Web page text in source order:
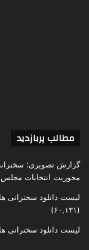
مطالب پربازدید
گزارش تصویری؛
محوریت انتخابات مجلس
لیست دانلود سخنرانی های
(۶۰,۱۳۱)
لیست دانلود سخنرانی